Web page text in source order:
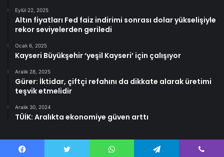
Eylül 22, 2025
Altın fiyatları Fed faiz indirimi sonrası dolar yükselişiyle
rekor seviyelerden geriledi
Ocak 6, 2025
Kayseri Büyükşehir ‘yeşil Kayseri’ için çalışıyor
Aralık 28, 2025
Gürer: İktidar, çiftçi refahını da dikkate alarak üretimi
teşvik etmelidir
Aralık 30, 2024
TÜİK: Aralıkta ekonomiye güven arttı